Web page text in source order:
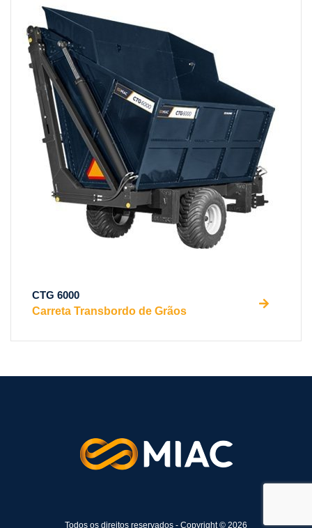
CTG 6000
Carreta Transbordo de Grãos
Todos os direitos reservados - Copyright © 2026